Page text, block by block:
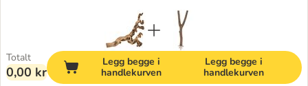
Totalt
0,00 kr
Legg begge i
handlekurven
Legg begge i
handlekurven